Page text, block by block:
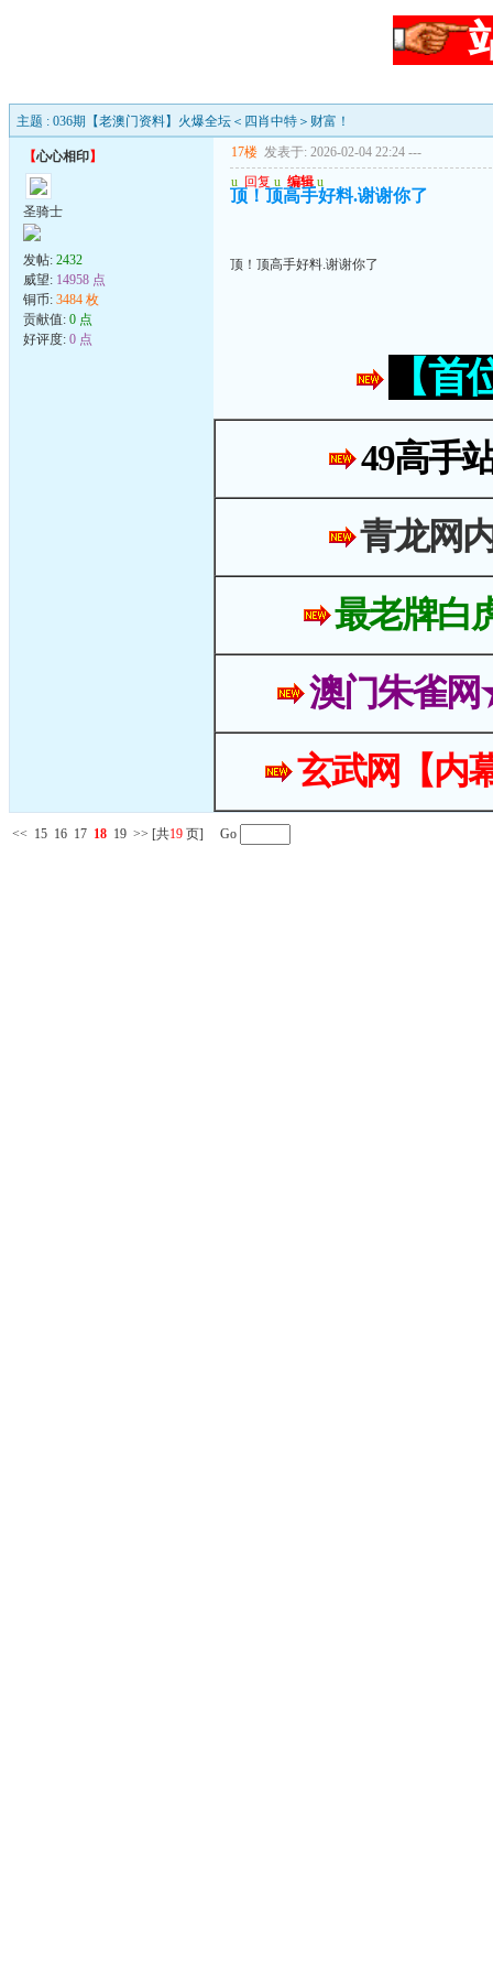
主题 : 036期【老澳门资料】火爆全坛＜四肖中特＞财富！
【心心相印】
圣骑士
发帖: 2432
威望: 14958 点
铜币: 3484 枚
贡献值: 0 点
好评度: 0 点
17楼 发表于: 2026-02-04 22:24 ---
u 回复 u 编辑 u
顶！顶高手好料.谢谢你了
顶！顶高手好料.谢谢你了
【
49高手
青龙网
最老牌白
澳门朱雀
玄武网【内
<< 15 16 17 18 19 >> [共19 页] Go